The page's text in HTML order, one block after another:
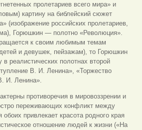
пролетариев всего мира» и
картину на библейский сюжет
(изображение российских пролетариев,
Горюшкин — полотно «Революция».
к своим любимым темам
и девушек, пейзажам), то Горюшкин
в реалистических полотнах второй
В. И. Ленина», «Торжество
И. Ленина».
противоречия в мировоззрении и
переживающих конфликт между
привлекает красота родного края
отношение людей к жизни («На